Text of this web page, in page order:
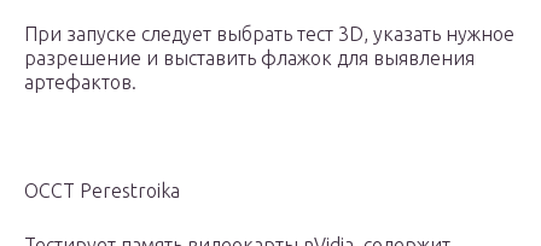
При запуске следует выбрать тест 3D, указать нужное
разрешение и выставить флажок для выявления
артефактов.
OCCT Perestroika